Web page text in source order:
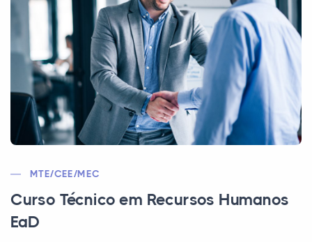
MTE/CEE/MEC
Curso Técnico em Recursos Humanos
EaD